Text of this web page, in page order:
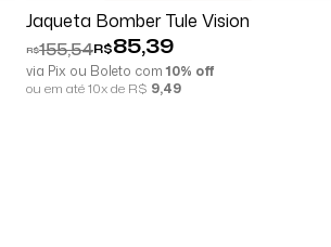
Jaqueta Bomber Tule Vision
R$155,54R$85,39
via Pix ou Boleto com10% off
ou em até 10x de R$ 9,49